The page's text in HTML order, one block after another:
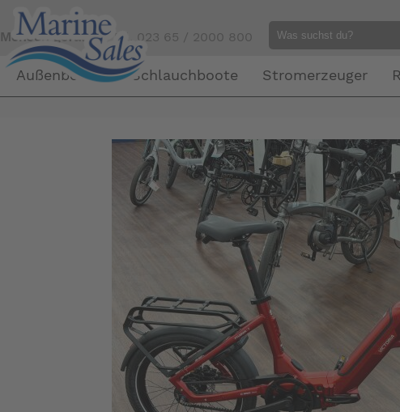
Mensch gefällig?Tel. 023 65 / 2000 800
Außenborder Schlauchboote Stromerzeuger